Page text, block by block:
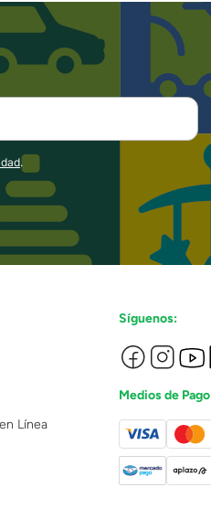
.
Línea
Síguenos:
Medios de Pago